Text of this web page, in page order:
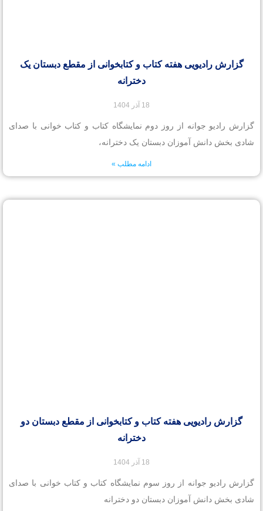
گزارش رادیویی هفته کتاب و کتابخوانی از مقطع دبستان یک
دخترانه
18 آذر 1404
گزارش رادیو جوانه از روز دوم نمایشگاه کتاب و کتاب خوانی با صدای
شادی بخش دانش آموزان دبستان یک دخترانه،
ادامه مطلب »
گزارش رادیویی هفته کتاب و کتابخوانی از مقطع دبستان دو
دخترانه
18 آذر 1404
گزارش رادیو جوانه از روز سوم نمایشگاه کتاب و کتاب خوانی با صدای
شادی بخش دانش آموزان دبستان دو دخترانه